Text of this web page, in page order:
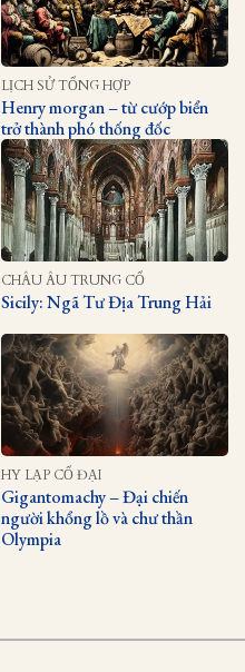
LỊCH SỬ TỔNG HỢP
Henry morgan – từ cướp biển
trở thành phó thống đốc
CHÂU ÂU TRUNG CỔ
Sicily: Ngã Tư Địa Trung Hải
HY LẠP CỔ ĐẠI
Gigantomachy – Đại chiến
người khổng lồ và chư thần
Olympia